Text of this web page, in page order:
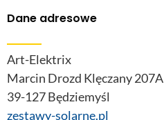
Dane adresowe
Art-Elektrix
Marcin Drozd Klęczany 207A
39-127 Będziemyśl
zestawy-solarne.pl